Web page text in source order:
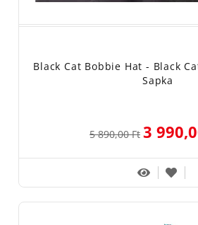
Black Cat Bobbie Hat - Black
Sapka
5 890,00 Ft 3